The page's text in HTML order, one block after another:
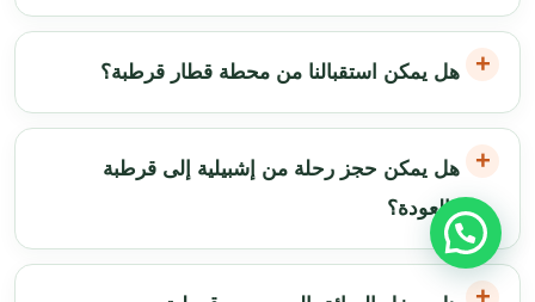
هل يمكن استقبالنا من محطة قطار قرطبة؟
هل يمكن حجز رحلة من إشبيلية إلى قرطبة
والعودة؟